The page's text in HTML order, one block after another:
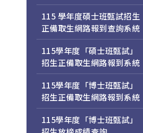
115 學年度碩士班甄試招生
正備取生網路報到查詢系統
115學年度「碩士班甄試」
招生正備取生網路報到系統
115學年度「博士班甄試」
招生正備取生網路報到系統
115學年度「博士班甄試」